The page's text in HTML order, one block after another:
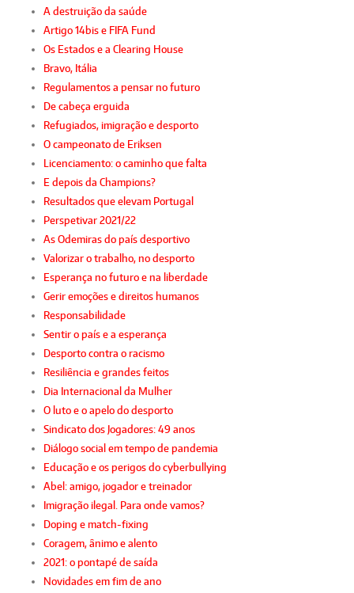
A destruição da saúde
Artigo 14bis e FIFA Fund
Os Estados e a Clearing House
Bravo, Itália
Regulamentos a pensar no futuro
De cabeça erguida
Refugiados, imigração e desporto
O campeonato de Eriksen
Licenciamento: o caminho que falta
E depois da Champions?
Resultados que elevam Portugal
Perspetivar 2021/22
As Odemiras do país desportivo
Valorizar o trabalho, no desporto
Esperança no futuro e na liberdade
Gerir emoções e direitos humanos
Responsabilidade
Sentir o país e a esperança
Desporto contra o racismo
Resiliência e grandes feitos
Dia Internacional da Mulher
O luto e o apelo do desporto
Sindicato dos Jogadores: 49 anos
Diálogo social em tempo de pandemia
Educação e os perigos do cyberbullying
Abel: amigo, jogador e treinador
Imigração ilegal. Para onde vamos?
Doping e match-fixing
Coragem, ânimo e alento
2021: o pontapé de saída
Novidades em fim de ano